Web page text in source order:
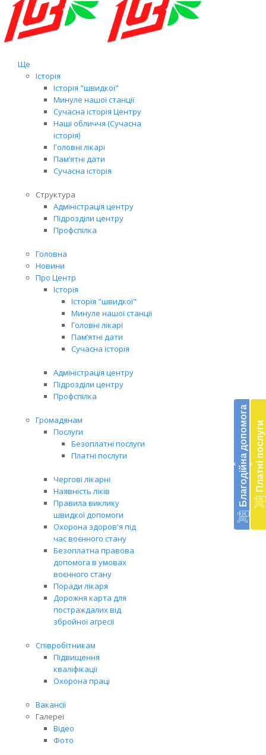
Ще
Історія
Історія "швидкої"
Минуле нашої станції
Сучасна історія Центру
Наші обличчя (Сучасна
історія)
Головні лікарі
Пам’ятні дати
Сучасна історія
Структура
Адміністрація центру
Підрозділи центру
Профспілка
Головна
Новини
Про Центр
Історія
Історія "швидкої"
Минуле нашої станції
Головні лікарі
Пам’ятні дати
Сучасна історія
Адміністрація центру
Підрозділи центру
Профспілка
Громадянам
Послуги
Безоплатні послуги
Платні послуги
Чергові лікарні
Наявність ліків
Правила виклику
швидкої допомоги
Охорона здоров'я під
час воєнного стану
Безоплатна правова
допомога в умовах
воєнного стану
Поради лікаря
Дорожня карта для
постраждалих від
збройної агресії
Співробітникам
Підвищення
кваліфікації
Охорона праці
Вакансії
Галереї
Відео
Фото
‹ Благодійна допомога ‹ Платні послуги